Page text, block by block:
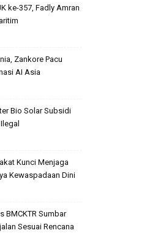
ke-357, Fadly Amran
Zankore Pacu
AI Asia
Bio Solar Subsidi
Kunci Menjaga
Kewaspadaan Dini
BMCKTR Sumbar
Sesuai Rencana